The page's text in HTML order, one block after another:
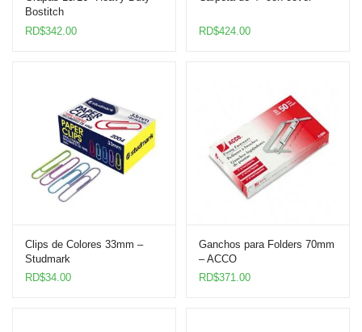
Bostitch
RD$342.00 RD$424.00
Clips de Colores 33mm –
Studmark
RD$34.00
Ganchos para Folders 70mm
– ACCO
RD$371.00